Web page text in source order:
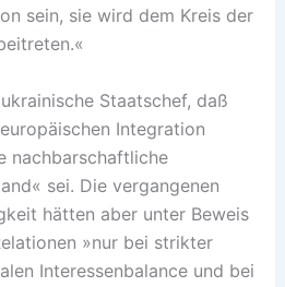
sein, sie wird dem Kreis der
Staatschef, daß
Integration
nachbarschaftliche
sei. Die vergangenen
hätten aber unter Beweis
»nur bei strikter
Interessenbalance und bei